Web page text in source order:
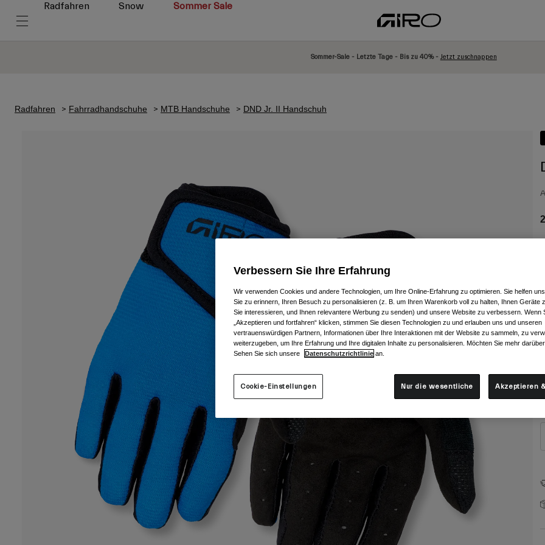
Radfahren Snow Sommer Sale
Sommer-Sale - Letzte Tage - Bis zu 40% - Jetzt zuschnappen
Radfahren Fahrradhandschuhe MTB Handschuhe DND Jr. II Handschuh
Verbessern Sie Ihre Erfahrung
Wir verwenden Cookies und andere Technologien, um Ihre Online-Erfahrung zu optimieren. Sie helfen
Sie zu erinnern, Ihren Besuch zu personalisieren (z. B. um Ihren Warenkorb voll zu halten, Ihnen Geräte
Sie interessieren, und Ihnen relevantere Werbung zu senden) und unsere Website zu verbessern. Wenn
„Akzeptieren und fortfahren“ klicken, stimmen Sie diesen Technologien zu und erlauben uns und unseren
vertrauenswürdigen Partnern, Informationen über Ihre Interaktionen mit der Website zu sammeln, zu
weiterzugeben, um Ihre Erfahrung und Ihre digitalen Inhalte zu personalisieren. Möchten Sie mehr
Sehen Sie sich unsere
Datenschutzrichtlinie an.
Cookie-Einstellungen Nur die wesentliche Akzeptieren